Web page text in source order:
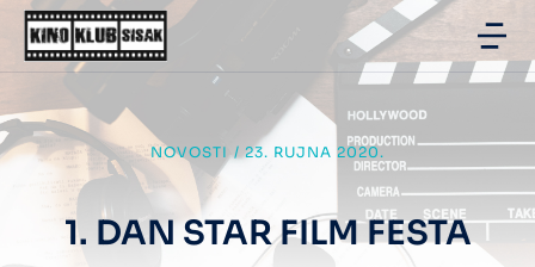
NOVOSTI / 23. RUJNA 2020.
1. DAN STAR FILM FESTA